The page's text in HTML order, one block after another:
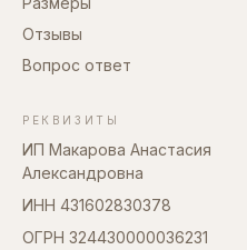
Отзывы
Вопрос ответ
РЕКВИЗИТЫ
ИП Макарова Анастасия
Александровна
ИНН 431602830378
ОГРН 324430000036231